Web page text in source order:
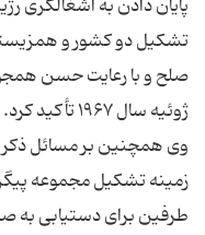
تشکیل دو کشور و
صلح و با رعایت حسن
وی همچنین بر مسائل ذکر
زمینه تشکیل مجموعه